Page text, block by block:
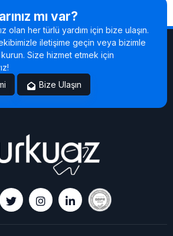
mı var?
olan her türlü yardım için bize ulaşın.
iletişime geçin veya bizimle
kurun. Size hizmet etmek için
Bize Ulaşın